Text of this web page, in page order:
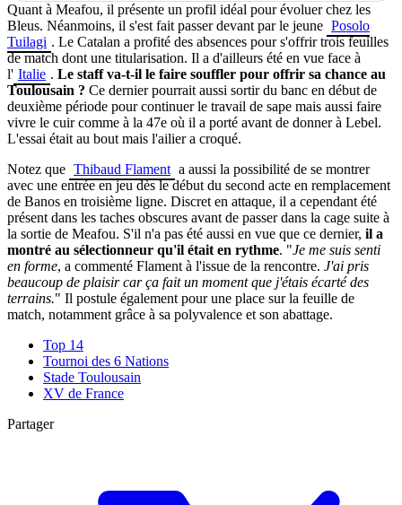
Quant à Meafou, il présente un profil idéal pour évoluer chez les
Bleus. Néanmoins, il s'est fait passer devant par le jeune Posolo
Tuilagi . Le Catalan a profité des absences pour s'offrir trois feuilles
de match dont une titularisation. Il a d'ailleurs été en vue face à
l' Italie . Le staff va-t-il le faire souffler pour offrir sa chance au
Toulousain ? Ce dernier pourrait aussi sortir du banc en début de
deuxième période pour continuer le travail de sape mais aussi faire
vivre le cuir comme à la 47e où il a porté avant de donner à Lebel.
L'essai était au bout mais l'ailier a croqué.
Notez que Thibaud Flament a aussi la possibilité de se montrer
avec une entrée en jeu dès le début du second acte en remplacement
de Banos en troisième ligne. Discret en attaque, il a cependant été
présent dans les taches obscures avant de passer dans la cage suite à
la sortie de Meafou. S'il n'a pas été aussi en vue que ce dernier, il a
montré au sélectionneur qu'il était en rythme. "Je me suis senti
en forme, a commenté Flament à l'issue de la rencontre. J'ai pris
beaucoup de plaisir car ça fait un moment que j'étais écarté des
terrains." Il postule également pour une place sur la feuille de
match, notamment grâce à sa polyvalence et son abattage.
Top 14
Tournoi des 6 Nations
Stade Toulousain
XV de France
Partager